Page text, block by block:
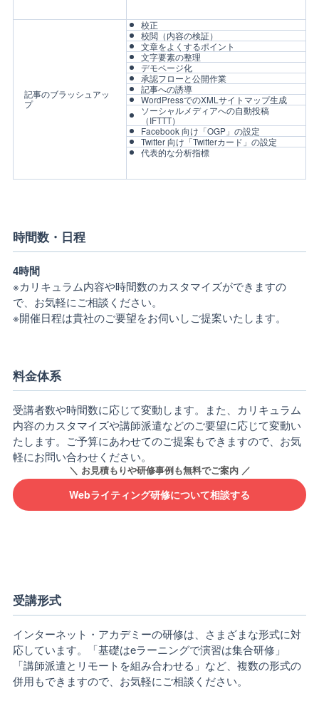
記事のブラッシュアッ
プ
校正
校閲（内容の検証）
文章をよくするポイント
文字要素の整理
デモページ化
承認フローと公開作業
記事への誘導
WordPressでのXMLサイトマップ生成
ソーシャルメディアへの自動投稿
（IFTTT）
Facebook 向け「OGP」の設定
Twitter 向け「Twitterカード」の設定
代表的な分析指標
時間数・日程
4時間
※カリキュラム内容や時間数のカスタマイズができますの
で、お気軽にご相談ください。
※開催日程は貴社のご要望をお伺いしご提案いたします。
料金体系
受講者数や時間数に応じて変動します。また、カリキュラム
内容のカスタマイズや講師派遣などのご要望に応じて変動い
たします。ご予算にあわせてのご提案もできますので、お気
軽にお問い合わせください。
Webライティング研修について相談する
受講形式
インターネット・アカデミーの研修は、さまざまな形式に対
応しています。「基礎はeラーニングで演習は集合研修」
「講師派遣とリモートを組み合わせる」など、複数の形式の
併用もできますので、お気軽にご相談ください。